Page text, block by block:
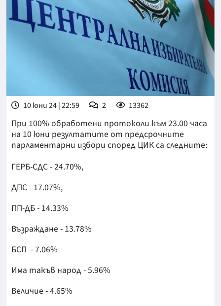
10 юни 24 | 22:59 2 13362
При 100% обработени протоколи към 23.00 часа
на 10 юни резултатите от предсрочните
парламентарни избори според ЦИК са следните:
ГЕРБ-СДС - 24.70%,
ДПС - 17.07%,
ПП-ДБ - 14.33%
Възраждане - 13.78%
БСП - 7.06%
Има такъв народ - 5.96%
Величие - 4.65%